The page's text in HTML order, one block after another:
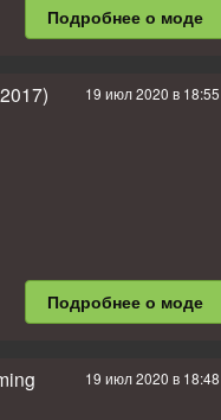
Подробнее о моде
19 июл 2020 в 18:55
Подробнее о моде
19 июл 2020 в 18:48